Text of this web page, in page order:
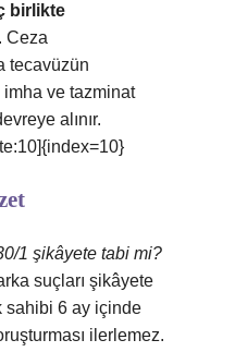
birlikte
Ceza
tecavüzün
imha ve tazminat
alınır.
1 şikâyete tabi mi?
suçları şikâyete
sahibi 6 ay içinde
ilerlemez.